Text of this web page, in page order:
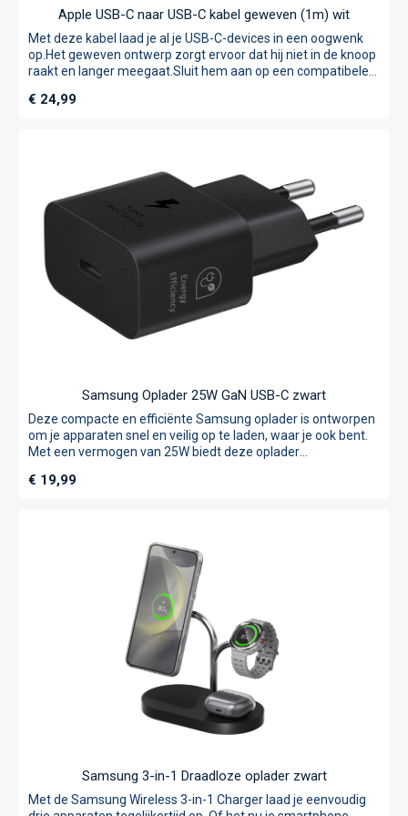
Apple USB-C naar USB-C kabel geweven (1m) wit
Met deze kabel laad je al je USB-C-devices in een oogwenk
op.Het geweven ontwerp zorgt ervoor dat hij niet in de knoop
raakt en langer meegaat.Sluit hem aan op een compatibele
volgeladen zijn.
Normale prijs:
€ 24,99
Samsung Oplader 25W GaN USB-C zwart
Deze compacte en efficiënte Samsung oplader is ontworpen
om je apparaten snel en veilig op te laden, waar je ook bent.
Met een vermogen van 25W biedt deze oplader
apparaten en andere compatibele apparaten. Of je nu je
technologie, wat zorgt voor een efficiëntere
stroomoverdracht en minder warmteontwikkeling. Dit
resulteert in een kleinere en lichtere oplader die even
krachtig is als grotere modellen.
Normale prijs:
€ 19,99
Samsung 3-in-1 Draadloze oplader zwart
Met de Samsung Wireless 3-in-1 Charger laad je eenvoudig